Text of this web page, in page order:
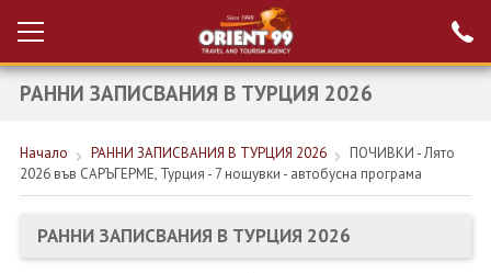
Вход за агенти
Проверка на
резервация
РАННИ ЗАПИСВАНИЯ ТУРЦИЯ
НОВА ГОДИНА ТУРЦИЯ
НОВА ГОДИНА
РАННИ ЗАПИСВАНИЯ В ТУРЦИЯ 2026
Начало РАННИ ЗАПИСВАНИЯ В ТУРЦИЯ 2026
ПОЧИВКИ - Лято
2026 във САРЪГЕРМЕ, Турция - 7 нощувки - автобусна програма
РАННИ ЗАПИСВАНИЯ В ТУРЦИЯ 2026